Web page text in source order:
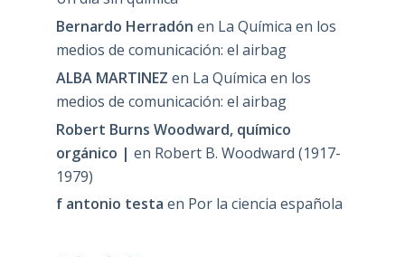
Bernardo Herradón en La Química en los
medios de comunicación: el airbag
ALBA MARTINEZ en La Química en los
medios de comunicación: el airbag
Robert Burns Woodward, químico
orgánico | en Robert B. Woodward (1917-
1979)
f antonio testa en Por la ciencia española